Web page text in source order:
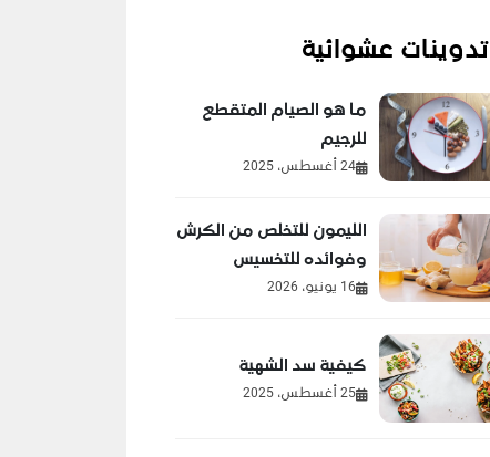
تدوينات عشوائية
ما هو الصيام المتقطع
للرجيم
24 أغسطس، 2025
الليمون للتخلص من الكرش
وفوائده للتخسيس
16 يونيو، 2026
كيفية سد الشهية
25 أغسطس، 2025